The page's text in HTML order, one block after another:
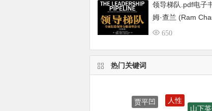
领导梯队.pdf电子
姆·查兰 (Ram
全面打造领导力驱
650
热门关键词
贾平凹
人性
山下英